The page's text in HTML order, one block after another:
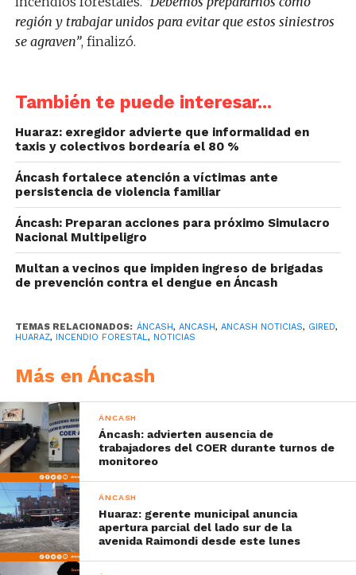
región y trabajar unidos para evitar que estos siniestros
se agraven”, finalizó.
También te puede interesar...
Huaraz: exregidor advierte que informalidad en
taxis y colectivos bordearía el 80 %
Áncash fortalece atención a víctimas ante
persistencia de violencia familiar
Áncash: Preparan acciones para próximo Simulacro
Nacional Multipeligro
Multan a vecinos que impiden ingreso de brigadas
de prevención contra el dengue en Áncash
TEMAS RELACIONADOS: ÁNCASH, ANCASH, ANCASH NOTICIAS, GIRED,
HUARAZ, INCENDIO FORESTAL, NOTICIAS
Más en Áncash
ÁNCASH
Áncash: advierten ausencia de
trabajadores del COER durante turnos de
monitoreo
ÁNCASH
Huaraz: gerente municipal anuncia
apertura parcial del lado sur de la
avenida Raimondi desde este lunes